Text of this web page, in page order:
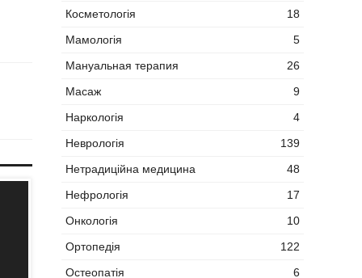
Косметологія
18
Мамологія
5
Мануальная терапия
26
Масаж
9
Наркологія
4
Неврологія
139
Нетрадиційна медицина
48
Нефрологія
17
Онкологія
10
Ортопедія
122
Остеопатія
6